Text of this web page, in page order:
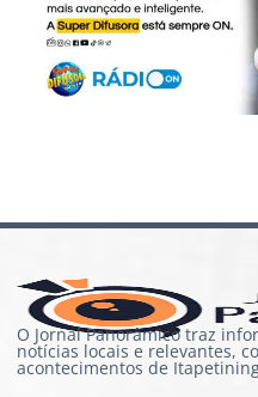
O Jornal Panorâmico traz
notícias locais e relevantes,
acontecimentos de